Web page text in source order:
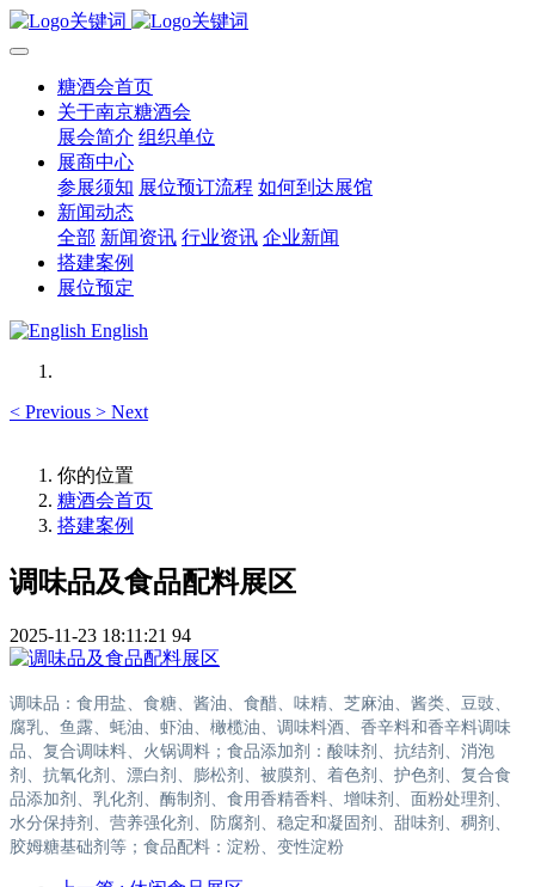
糖酒会首页
关于南京糖酒会
展会简介 组织单位
展商中心
参展须知 展位预订流程 如何到达展馆
新闻动态
全部 新闻资讯 行业资讯 企业新闻
搭建案例
展位预定
English
< Previous > Next
你的位置
糖酒会首页
搭建案例
调味品及食品配料展区
2025-11-23 18:11:21 94
调味品：食用盐、食糖、酱油、食醋、味精、芝麻油、酱类、豆豉、
腐乳、鱼露、蚝油、虾油、橄榄油、调味料酒、香辛料和香辛料调味
品、复合调味料、火锅调料；食品添加剂：酸味剂、抗结剂、消泡
剂、抗氧化剂、漂白剂、膨松剂、被膜剂、着色剂、护色剂、复合食
品添加剂、乳化剂、酶制剂、食用香精香料、增味剂、面粉处理剂、
水分保持剂、营养强化剂、防腐剂、稳定和凝固剂、甜味剂、稠剂、
胶姆糖基础剂等；食品配料：淀粉、变性淀粉